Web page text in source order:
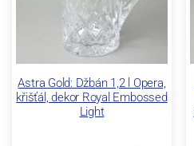
Astra Gold: Džbán 1,2 l Opera,
křišťál, dekor Royal Embossed
Light